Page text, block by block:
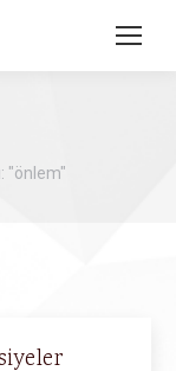
"önlem"